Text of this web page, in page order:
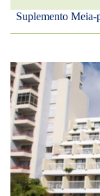
Suplemento Meia-